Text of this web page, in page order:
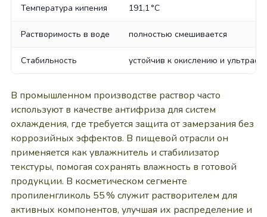
Температура кипения 191,1 °C
Растворимость в воде полностью смешивается
Стабильность устойчив к окислению и
В промышленном производстве раствор часто
используют в качестве антифриза для систем
охлаждения, где требуется защита от замерзания без
коррозийных эффектов. В пищевой отрасли он
применяется как увлажнитель и стабилизатор
текстуры, помогая сохранять влажность в готовой
продукции. В косметическом сегменте
пропиленгликоль 55 % служит растворителем для
активных компонентов, улучшая их распределение и